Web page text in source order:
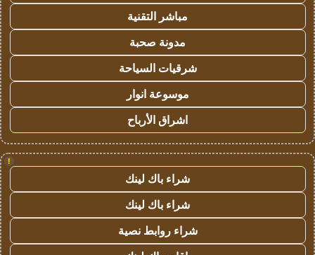
مباشر التقنية
مدونة صحبة
شرقيات السياحة
موسوعة انوار
اشراق الأرباح
!
شراء باك لينك
شراء باك لينك
شراء روابط نصية